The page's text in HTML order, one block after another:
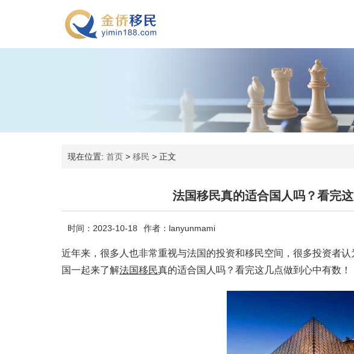
现在位置: 首页 > 移民 > 正文
法国移民真的适合国人吗？看完
时间：2023-10-18 作者：lanyunmami
近年来，很多人也非常重视与法国的投资和移民空间，很多投资者
国一起来了解法国移民真的适合国人吗？看完这几点做到心中有数！